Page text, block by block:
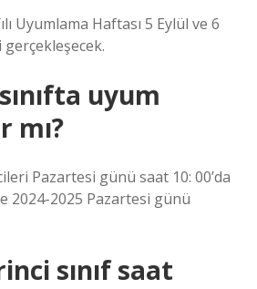
Uyumlama Haftası 5 Eylül ve 6
uyum
mı?
Pazartesi günü saat 10: 00’da
2024-2025 Pazartesi günü
sınıf saat